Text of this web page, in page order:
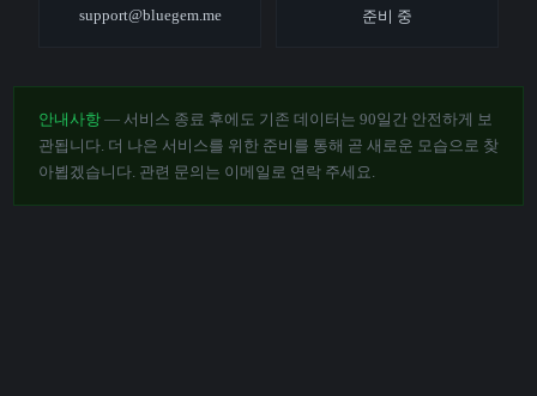
support@bluegem.me 준비 중
안내사항 — 서비스 종료 후에도 기존 데이터는 90일간 안전하게 보
관됩니다. 더 나은 서비스를 위한 준비를 통해 곧 새로운 모습으로 찾
아뵙겠습니다. 관련 문의는 이메일로 연락 주세요.